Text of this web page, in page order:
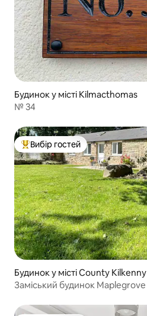
Будинок у місті Kilmacthomas
№ 34
Топ вибір гостей
Вибір гостей
Будинок у місті County Kilkenny
Заміський будинок Maplegrove